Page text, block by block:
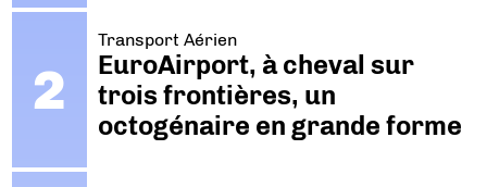
Transport Aérien
EuroAirport, à cheval sur
trois frontières, un
octogénaire en grande forme